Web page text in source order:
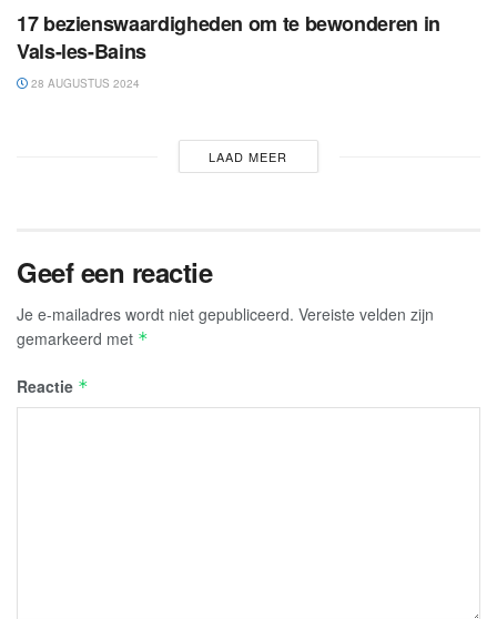
17 bezienswaardigheden om te bewonderen in
Vals-les-Bains
28 AUGUSTUS 2024
LAAD MEER
Geef een reactie
Je e-mailadres wordt niet gepubliceerd. Vereiste velden zijn
gemarkeerd met *
Reactie *